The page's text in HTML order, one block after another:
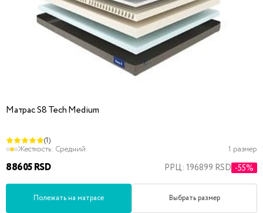
Матрас S8 Tech Medium
(1)
Жесткость: Средний 1 размер
88605 RSD РРЦ: 196899 RSD -55%
Полежать на матрасе Выбрать размер